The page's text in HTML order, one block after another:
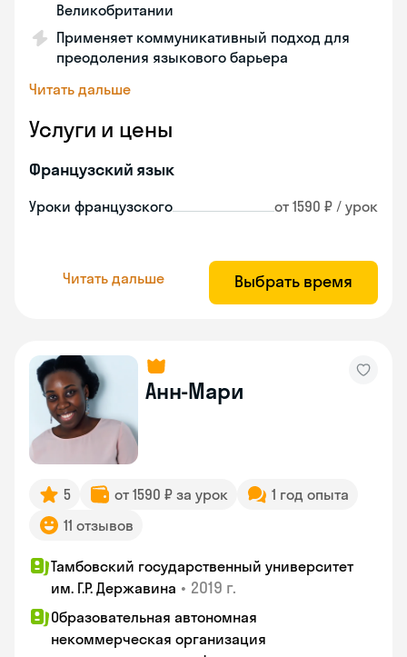
Великобритании
Применяет коммуникативный подход для
преодоления языкового барьера
Читать дальше
Услуги и цены
Французский язык
Уроки французского от 1590 ₽ / урок
Читать дальше Выбрать время
Анн-Мари
5 от 1590 ₽ за урок
1 год опыта
11 отзывов
Тамбовский государственный университет
им. Г.Р. Державина • 2019 г.
Образовательная автономная
некоммерческая организация